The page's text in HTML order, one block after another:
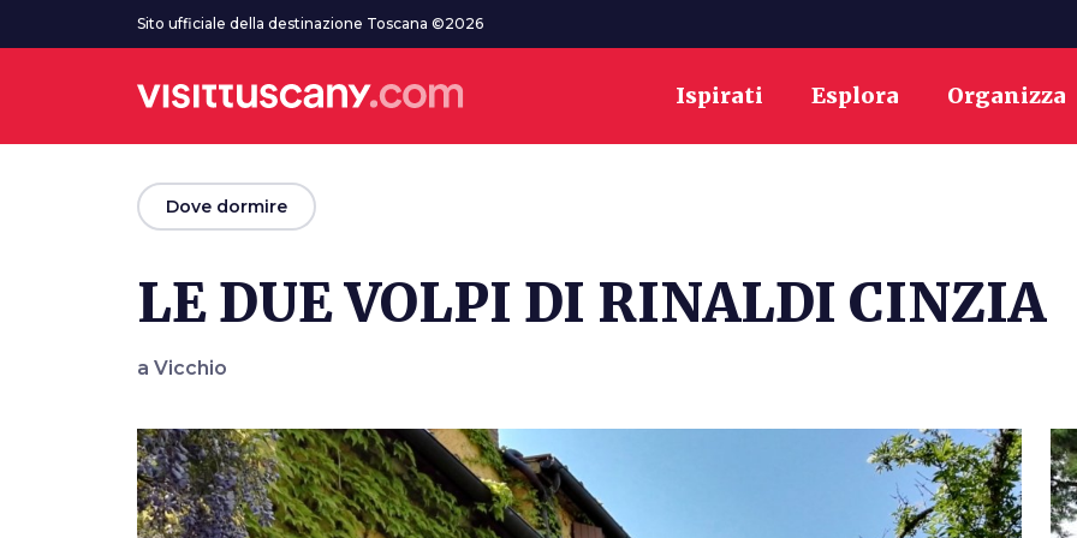
Vai al contenuto principaleSito ufficiale della destinazione Toscana ©2026
Ispirati Esplora Organizza
arrow_backDove dormire
LE DUE VOLPI DI RINALDI CINZIA
a Vicchio